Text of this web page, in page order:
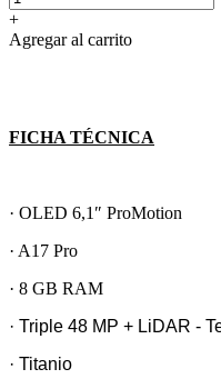
+
Agregar al carrito
FICHA TÉCNICA
· OLED 6,1″ ProMotion
· A17 Pro
· 8 GB RAM
· Triple 48 MP + LiDAR -
· Titanio